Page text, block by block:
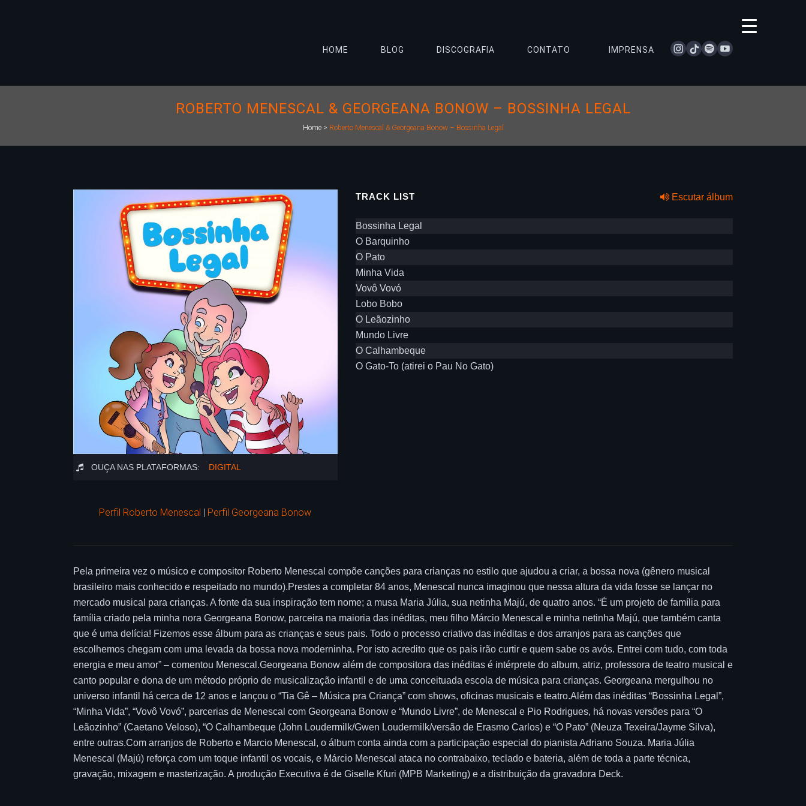
instagram
tiktokspotifyyoutube
HOME BLOG DISCOGRAFIA CONTATO IMPRENSA
ROBERTO MENESCAL & GEORGEANA BONOW – BOSSINHA LEGAL
Home> Roberto Menescal & Georgeana Bonow – Bossinha Legal
OUÇA NAS PLATAFORMAS: DIGITAL
Perfil Roberto Menescal | Perfil Georgeana Bonow
TRACK LIST Escutar álbum
Bossinha Legal
O Barquinho
O Pato
Minha Vida
Vovô Vovó
Lobo Bobo
O Leãozinho
Mundo Livre
O Calhambeque
O Gato-To (atirei o Pau No Gato)
Pela primeira vez o músico e compositor Roberto Menescal compõe canções para crianças no estilo que ajudou a criar, a bossa nova (gênero musical
brasileiro mais conhecido e respeitado no mundo).Prestes a completar 84 anos, Menescal nunca imaginou que nessa altura da vida fosse se lançar no
mercado musical para crianças. A fonte da sua inspiração tem nome; a musa Maria Júlia, sua netinha Majú, de quatro anos. “É um projeto de família para
família criado pela minha nora Georgeana Bonow, parceira na maioria das inéditas, meu filho Márcio Menescal e minha netinha Majú, que também canta
que é uma delícia! Fizemos esse álbum para as crianças e seus pais. Todo o processo criativo das inéditas e dos arranjos para as canções que
escolhemos chegam com uma levada da bossa nova moderninha. Por isto acredito que os pais irão curtir e quem sabe os avós. Entrei com tudo, com toda
energia e meu amor” – comentou Menescal.Georgeana Bonow além de compositora das inéditas é intérprete do album, atriz, professora de teatro musical e
canto popular e dona de um método próprio de musicalização infantil e de uma conceituada escola de música para crianças. Georgeana mergulhou no
universo infantil há cerca de 12 anos e lançou o “Tia Gê – Música pra Criança” com shows, oficinas musicais e teatro.Além das inéditas “Bossinha Legal”,
“Minha Vida”, “Vovô Vovó”, parcerias de Menescal com Georgeana Bonow e “Mundo Livre”, de Menescal e Pio Rodrigues, há novas versões para “O
Leãozinho” (Caetano Veloso), “O Calhambeque (John Loudermilk/Gwen Loudermilk/versão de Erasmo Carlos) e “O Pato” (Neuza Texeira/Jayme Silva),
entre outras.Com arranjos de Roberto e Marcio Menescal, o álbum conta ainda com a participação especial do pianista Adriano Souza. Maria Júlia
Menescal (Majú) reforça com um toque infantil os vocais, e Márcio Menescal ataca no contrabaixo, teclado e bateria, além de toda a parte técnica,
gravação, mixagem e masterização. A produção Executiva é de Giselle Kfuri (MPB Marketing) e a distribuição da gravadora Deck.